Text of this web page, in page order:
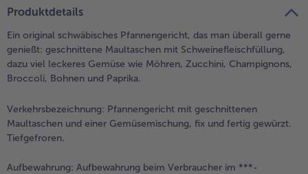
Produktdetails
Ein original schwäbisches Pfannengericht, das man überall gerne
genießt: geschnittene Maultaschen mit Schweinefleischfüllung,
dazu viel leckeres Gemüse wie Möhren, Zucchini, Champignons,
Broccoli, Bohnen und Paprika.
Verkehrsbezeichnung: Pfannengericht mit geschnittenen
Maultaschen und einer Gemüsemischung, fix und fertig gewürzt.
Tiefgefroren.
Aufbewahrung: Aufbewahrung beim Verbraucher im ***-